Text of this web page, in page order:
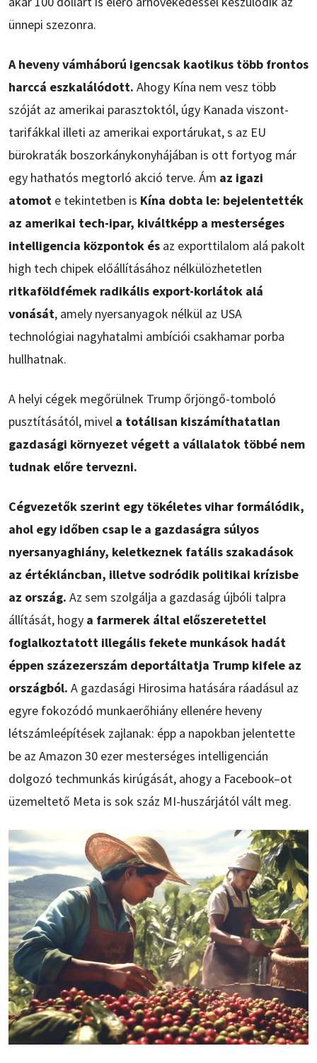
ünnepi szezonra.
A heveny vámháború igencsak kaotikus több frontos
harccá eszkalálódott. Ahogy Kína nem vesz több
szóját az amerikai parasztoktól, úgy Kanada viszont-
tarifákkal illeti az amerikai exportárukat, s az EU
bürokraták boszorkánykonyhájában is ott fortyog már
egy hathatós megtorló akció terve. Ám az igazi
atomot e tekintetben is Kína dobta le: bejelentették
az amerikai tech-ipar, kiváltképp a mesterséges
intelligencia központok és az exporttilalom alá pakolt
high tech chipek előállításához nélkülözhetetlen
ritkaföldfémek radikális export-korlátok alá
vonását, amely nyersanyagok nélkül az USA
technológiai nagyhatalmi ambíciói csakhamar porba
hullhatnak.
A helyi cégek megőrülnek Trump őrjöngő-tomboló
pusztításától, mivel a totálisan kiszámíthatatlan
gazdasági környezet végett a vállalatok többé nem
tudnak előre tervezni.
Cégvezetők szerint egy tökéletes vihar formálódik,
ahol egy időben csap le a gazdaságra súlyos
nyersanyaghiány, keletkeznek fatális szakadások
az értékláncban, illetve sodródik politikai krízisbe
az ország. Az sem szolgálja a gazdaság újbóli talpra
állítását, hogy a farmerek által előszeretettel
foglalkoztatott illegális fekete munkások hadát
éppen százezerszám deportáltatja Trump kifele az
országból. A gazdasági Hirosima hatására ráadásul az
egyre fokozódó munkaerőhiány ellenére heveny
létszámleépítések zajlanak: épp a napokban jelentette
be az Amazon 30 ezer mesterséges intelligencián
dolgozó techmunkás kirúgását, ahogy a Facebook–ot
üzemeltető Meta is sok száz MI-huszárjától vált meg.